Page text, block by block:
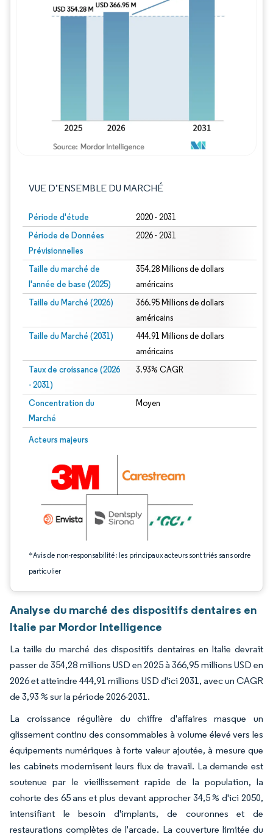
VUE D’ENSEMBLE DU MARCHÉ
Période d'étude 2020 - 2031
Période de Données
Prévisionnelles
2026 - 2031
Taille du marché de
l'année de base (2025)
354.28 Millions de dollars
américains
Taille du Marché (2026)
366.95 Millions de dollars
américains
Taille du Marché (2031)
444.91 Millions de dollars
américains
Taux de croissance (2026
- 2031)
3.93% CAGR
Concentration du
Marché
Moyen
Acteurs majeurs
*Avis de non-responsabilité : les principaux acteurs sont triés sans ordre
particulier
Image © Mordor Intelligence. La réutilisation nécessite une attribution sous CC
Analyse du marché des dispositifs dentaires en
Italie par Mordor Intelligence
La taille du marché des dispositifs dentaires en Italie devrait
passer de 354,28 millions USD en 2025 à 366,95 millions USD en
2026 et atteindre 444,91 millions USD d'ici 2031, avec un CAGR
de 3,93 % sur la période 2026-2031.
La croissance régulière du chiffre d'affaires masque un
glissement continu des consommables à volume élevé vers les
équipements numériques à forte valeur ajoutée, à mesure que
les cabinets modernisent leurs flux de travail. La demande est
soutenue par le vieillissement rapide de la population, la
cohorte des 65 ans et plus devant approcher 34,5 % d'ici 2050,
intensifiant le besoin d'implants, de couronnes et de
restaurations complètes de l'arcade. La couverture limitée du